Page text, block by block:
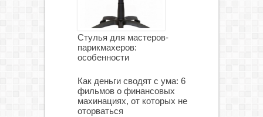
Стулья для мастеров-
парикмахеров:
особенности
Как деньги сводят с ума: 6
фильмов о финансовых
махинациях, от которых не
оторваться